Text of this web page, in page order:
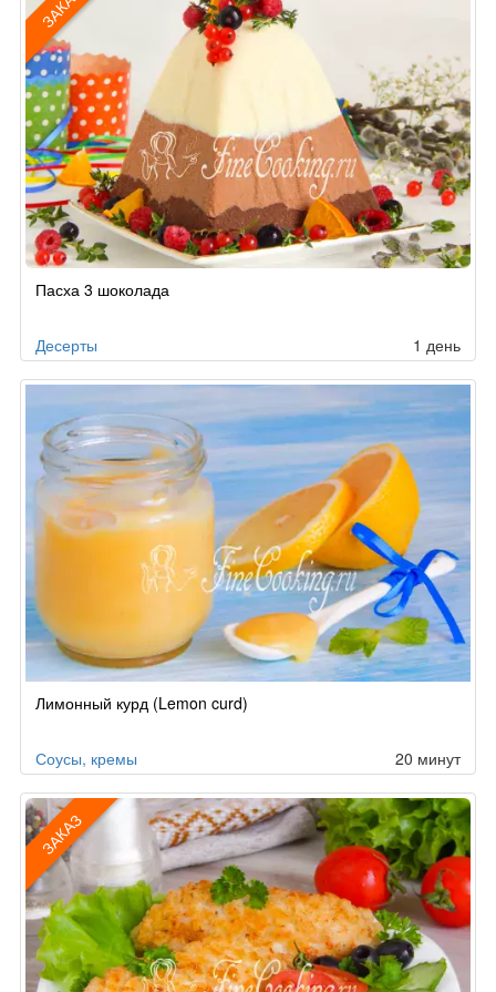
поПасха 3 шоколада
Десерты 1 день
Лимонный курд (Lemon curd)
Соусы, кремы 20 минут
ЗАКАЗ